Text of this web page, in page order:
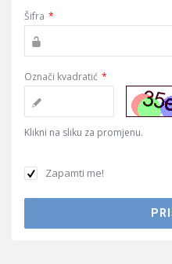
Šifra *
Označi kvadratić *
Klikni na sliku za promjenu.
Zapamti me!